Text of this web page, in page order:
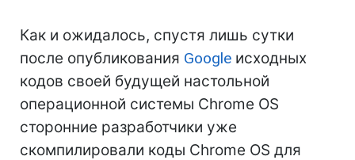
Как и ожидалось, спустя лишь сутки
после опубликования Google исходных
кодов своей будущей настольной
операционной системы Chrome OS
сторонние разработчики уже
скомпилировали коды Chrome OS для